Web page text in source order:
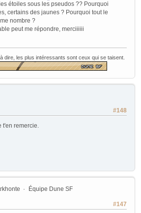
étoiles sous les pseudos ?? Pourquoi
certains des jaunes ? Pourquoi tout le
nombre ?
peut me répondre, merciiiiii
dire, les plus intéressants sont ceux qui se taisent.
#148
t'en remercie.
Équipe Dune SF
#147